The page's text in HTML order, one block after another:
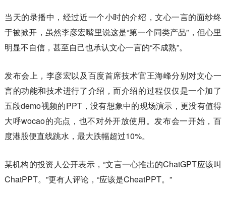
当天的录播中，经过近一个小时的介绍，文心一言的面纱终
于被掀开，虽然李彦宏嘴里说这是“第一个同类产品”，但心里
明显不自信，甚至自己也承认文心一言的“不成熟”。
发布会上，李彦宏以及百度首席技术官王海峰分别对文心一
言的功能和技术进行了介绍，而介绍的过程仅仅是一个加了
五段demo视频的PPT，没有想象中的现场演示，更没有值得
大呼wocao的亮点，也不对外开放使用。发布会一开始，百
度港股便直线跳水，最大跌幅超过10%。
某机构的投资人公开表示，“文言一心推出的ChatGPT应该叫
ChatPPT。”更有人评论，“应该是CheatPPT。”